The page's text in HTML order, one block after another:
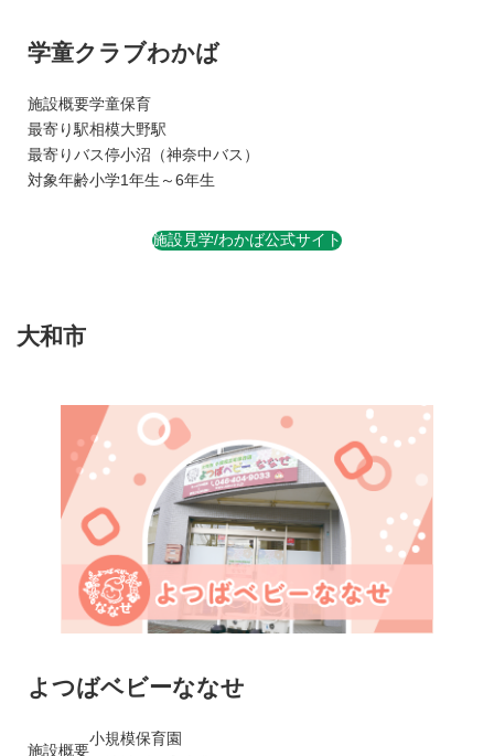
学童クラブわかば
施設概要学童保育
最寄り駅相模大野駅
最寄りバス停小沼（神奈中バス）
対象年齢小学1年生～6年生
施設見学/わかば公式サイト
大和市
よつばベビーななせ
施設概要
小規模保育園